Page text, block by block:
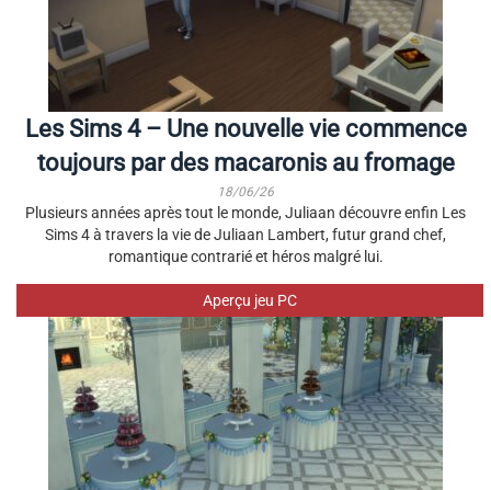
Les Sims 4 – Une nouvelle vie commence
toujours par des macaronis au fromage
18/06/26
Plusieurs années après tout le monde, Juliaan découvre enfin Les
Sims 4 à travers la vie de Juliaan Lambert, futur grand chef,
romantique contrarié et héros malgré lui.
Aperçu jeu PC